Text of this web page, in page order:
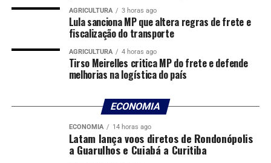
Cuiabá lidera o ranking de inadimplência em Mato
Grosso, com 288.684 moradores com dívidas em atraso,
segundo levantamento da Serasa. Na sequência
aparecem Rondonópolis e Sinop que, juntas, somam
quase 200 mil inadimplentes.
Comentários
RELATED TOPICS: BILHÕES DESTAQUE
DÍVIDAS
INADIMPLENTES MAIS MILHÃO
AGRICULTURA 3 horas ago
Lula sanciona MP que altera regras de frete e
fiscalização do transporte
AGRICULTURA 4 horas ago
Tirso Meirelles critica MP do frete e defende
melhorias na logística do país
ECONOMIA
ECONOMIA 14 horas ago
Latam lança voos diretos de Rondonópolis
a Guarulhos e Cuiabá a Curitiba